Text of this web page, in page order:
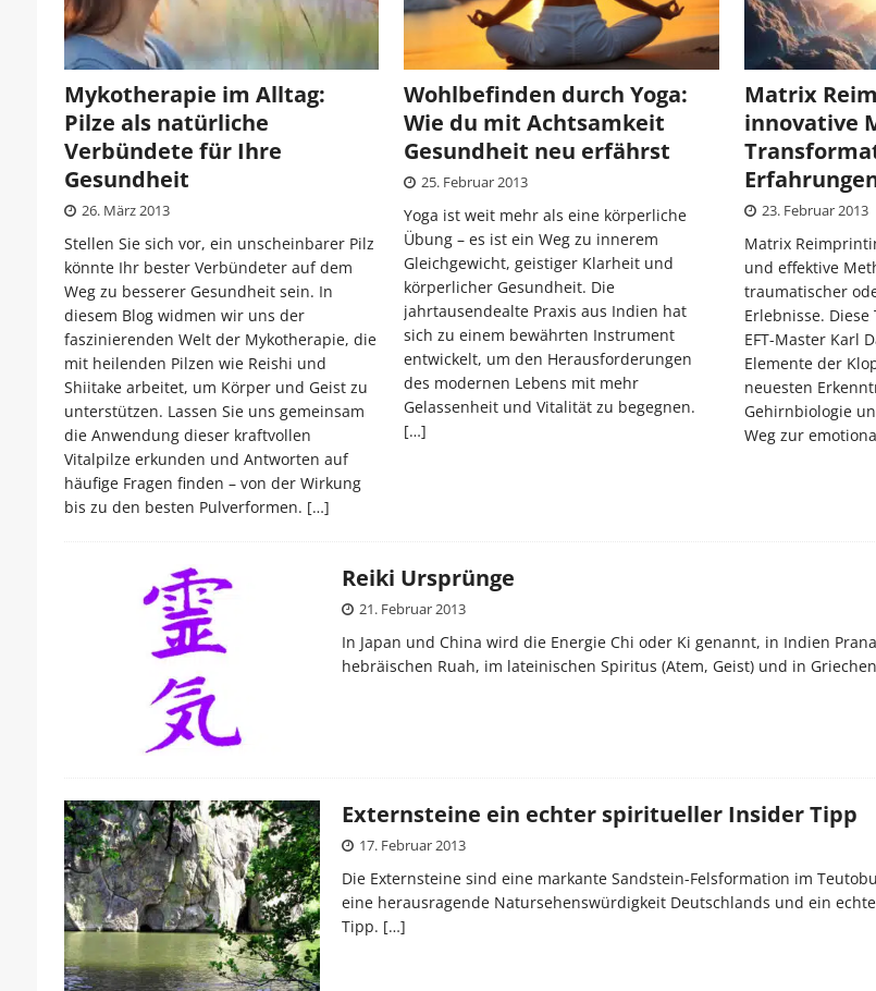
Mykotherapie im Alltag:
Pilze als natürliche
Verbündete für Ihre
Gesundheit
26. März 2013
Stellen Sie sich vor, ein unscheinbarer Pilz
könnte Ihr bester Verbündeter auf dem
Weg zu besserer Gesundheit sein. In
diesem Blog widmen wir uns der
faszinierenden Welt der Mykotherapie, die
mit heilenden Pilzen wie Reishi und
Shiitake arbeitet, um Körper und Geist zu
unterstützen. Lassen Sie uns gemeinsam
die Anwendung dieser kraftvollen
Vitalpilzeerkunden und Antworten auf
häufige Fragen finden – von der Wirkung
bis zu den besten Pulverformen. […]
Wohlbefinden durch Yoga:
Wie du mit Achtsamkeit
Gesundheit neu erfährst
25. Februar 2013
Yoga ist weit mehr als eine körperliche
Übung – es ist ein Weg zu innerem
Gleichgewicht, geistiger Klarheit und
körperlicher Gesundheit. Die
jahrtausendealte Praxis aus Indien hat
sich zu einem bewährten Instrument
entwickelt, um den Herausforderungen
des modernen Lebens mit mehr
Gelassenheit und Vitalität zu begegnen.
[…]
Matrix
innovative
23. Februar 2013
Matrix
und effektive
traumatischer
Erlebnisse.
EFT-Master Karl
Elemente der
neuesten
Gehirnbiologie
Weg zur
Reiki Ursprünge
21. Februar 2013
In Japan und China wird die Energie Chi oder Ki genannt, in Indien
hebräischen Ruah, im lateinischen Spiritus (Atem, Geist) und in
Externsteine ein echter spiritueller Insider Tipp
17. Februar 2013
Die Externsteine sind eine markante Sandstein-Felsformation im
eine herausragende Natursehenswürdigkeit Deutschlands und ein
Tipp. […]